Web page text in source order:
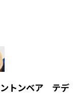
トンベア テデ